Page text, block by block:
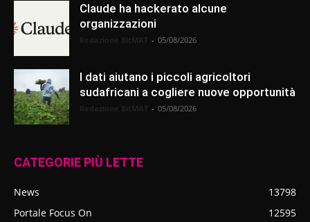
Claude ha hackerato alcune
organizzazioni
- 05/08/2026
I dati aiutano i piccoli agricoltori
sudafricani a cogliere nuove opportunità
- 05/08/2026
CATEGORIE PIÙ LETTE
News
13798
Portale Focus On
12595